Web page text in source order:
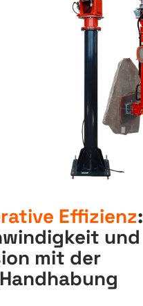
Effizienz:
und
mit der